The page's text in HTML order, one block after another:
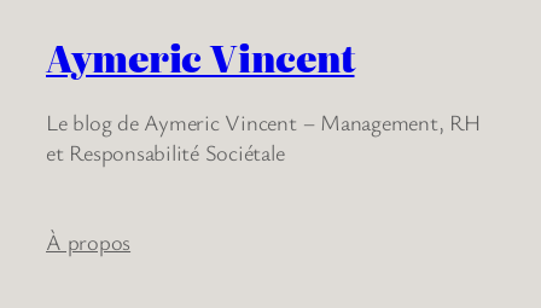
Aymeric Vincent
Le blog de Aymeric Vincent – Management, RH
et Responsabilité Sociétale
À propos